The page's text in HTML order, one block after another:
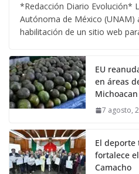
*Redacción Diario Evolución*
Autónoma de México (UNAM)
habilitación de un sitio web
EU
en áreas
Michoacan
7 agosto,
El deporte
fortalece
Camacho